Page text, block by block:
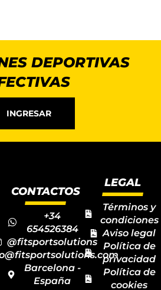
DEPORTIVAS
INGRESAR
CONTACTOS
+34
654526384
@fitsportsolutions
Barcelona -
España
LEGAL
Términos y
condiciones
Aviso legal
Política de
privacidad
Política de
cookies